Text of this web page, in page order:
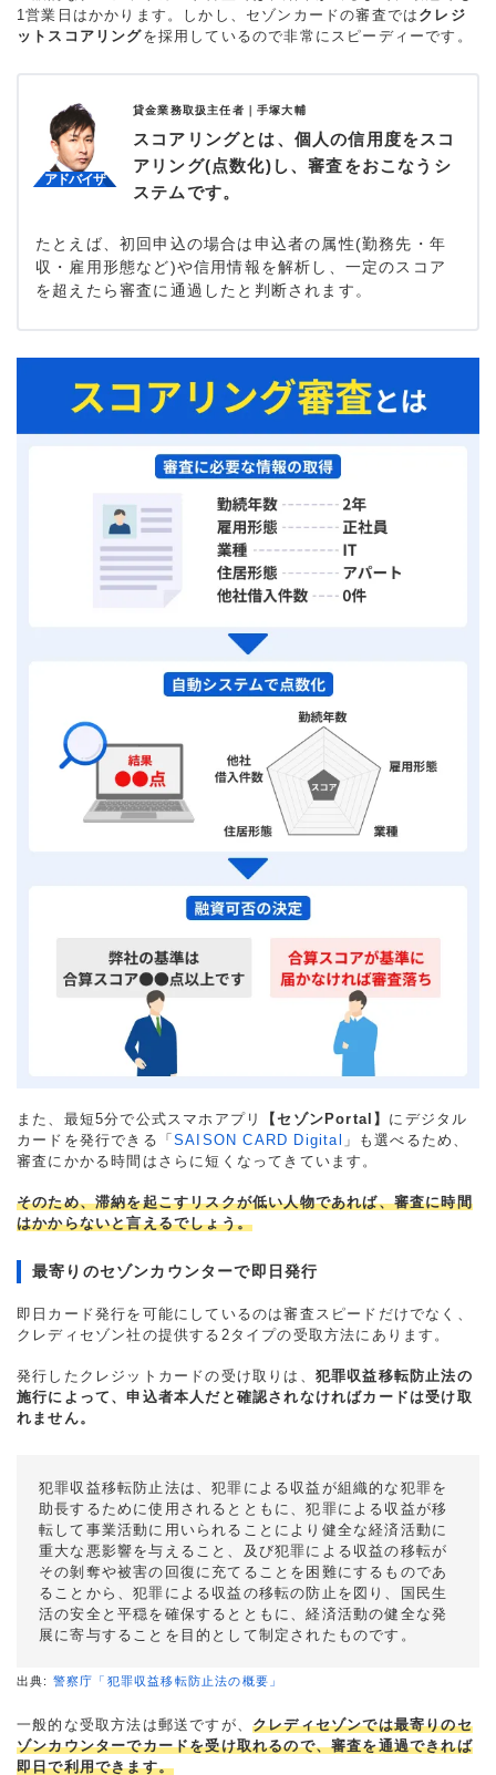
1営業日はかかります。しかし、セゾンカードの審査では クレジ
ットスコアリングを採用しているので非常にスピーディーです。
貸金業務取扱主任者｜ 手塚大輔
スコアリングとは、個人の信用度をスコ
アリング(点数化)し、審査をおこなうシ
ステムです。
たとえば、初回申込の場合は申込者の属性(勤務先・年
収・雇用形態など)や信用情報を解析し、一定のスコア
を超えたら審査に通過したと判断されます。
また、最短5分で公式スマホアプリ 【セゾンPortal】 にデジタル
カードを発行できる「 SAISON CARD Digital 」も選べるため、
審査にかかる時間はさらに短くなってきています。
そのため、滞納を起こすリスクが低い人物であれば、審査に時間
はかからないと言えるでしょう。
最寄りのセゾンカウンターで即日発行
即日カード発行を可能にしているのは審査スピードだけでなく、
クレディセゾン社の提供する2タイプの受取方法にあります。
発行したクレジットカードの受け取りは、 犯罪収益移転防止法の
施行によって、申込者本人だと確認されなければカードは受け取
れません。
犯罪収益移転防止法は、犯罪による収益が組織的な犯罪を
助長するために使用されるとともに、犯罪による収益が移
転して事業活動に用いられることにより健全な経済活動に
重大な悪影響を与えること、及び犯罪による収益の移転が
その剝奪や被害の回復に充てることを困難にするものであ
ることから、犯罪による収益の移転の防止を図り、国民生
活の安全と平穏を確保するとともに、経済活動の健全な発
展に寄与することを目的として制定されたものです。
出典: 警察庁「犯罪収益移転防止法の概要」
一般的な受取方法は郵送ですが、 クレディセゾンでは最寄りのセ
ゾンカウンターでカードを受け取れるので、審査を通過できれば
即日で利用できます。